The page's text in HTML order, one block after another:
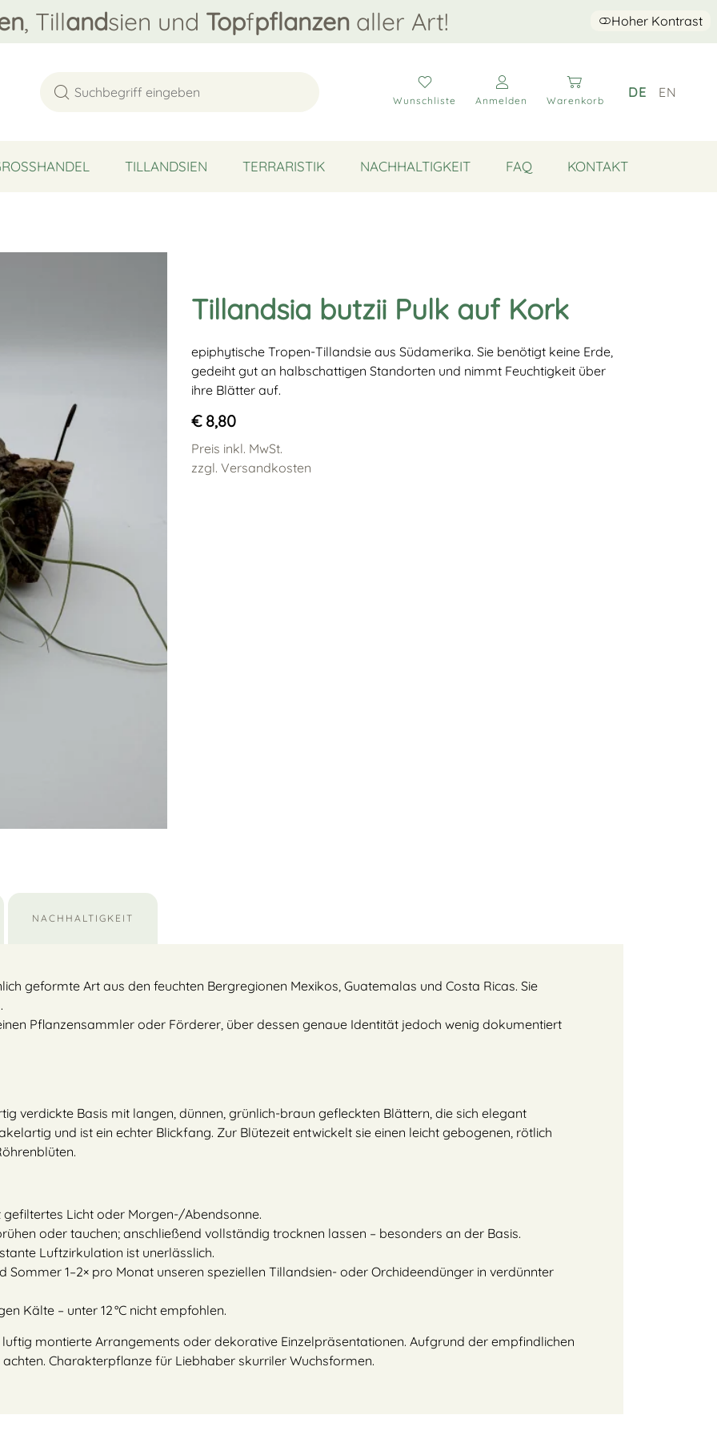
, Tillandsien und Topfpflanzenaller Art! Hoher Kontrast
Wunschliste Anmelden Warenkorb
DE EN
TILLANDSIEN TERRARISTIK NACHHALTIGKEIT FAQ KONTAKT
Tillandsia butzii Pulk auf Kork
epiphytische Tropen-Tillandsie aus Südamerika. Sie benötigt keine Erde,
gedeiht gut an halbschattigen Standorten und nimmt Feuchtigkeit über
ihre Blätter auf.
€ 8,80
Preis inkl. MwSt.
zzgl. Versandkosten
NACHHALTIGKEIT
geformte Art aus den feuchten Bergregionen Mexikos, Guatemalas und Costa Ricas. Sie
Pflanzensammler oder Förderer, über dessen genaue Identität jedoch wenig dokumentiert
verdickte Basis mit langen, dünnen, grünlich-braun gefleckten Blättern, die sich elegant
und ist ein echter Blickfang. Zur Blütezeit entwickelt sie einen leicht gebogenen, rötlich
Licht oder Morgen-/Abendsonne.
oder tauchen; anschließend vollständig trocknen lassen – besonders an der Basis.
Luftzirkulation ist unerlässlich.
Sommer 1–2× pro Monat unseren speziellen Tillandsien- oder Orchideendünger in verdünnter
Kälte – unter 12 °C nicht empfohlen.
montierte Arrangements oder dekorative Einzelpräsentationen. Aufgrund der empfindlichen
Charakterpflanze für Liebhaber skurriler Wuchsformen.